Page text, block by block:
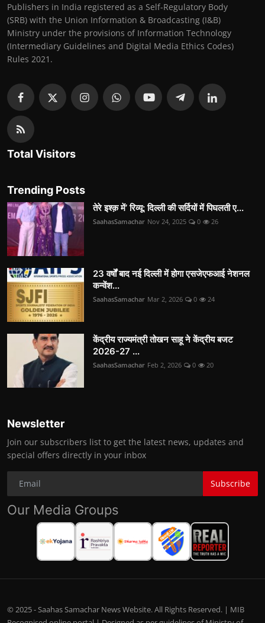
Publishers in India registered as a Self-Regulatory Body
(SRB) with the Union Information & Broadcasting (I&B)
Ministry under the provisions of Information Technology
(Intermediary Guidelines and Digital Media Ethics Codes)
Rules 2021.
Total Visitors
Trending Posts
तेरे इश्क़ में’ रिव्यू: दिल्ली की सर्दियों में पिघलती ए...
SaahasSamachar Nov 24, 2025 0 26
23 वर्षों बाद नई दिल्ली में होगा एसजेएफआई नेशनल
कन्वेंश...
SaahasSamachar Mar 2, 2026 0 24
केंद्रीय राज्यमंत्री तोखन साहू ने केंद्रीय बजट
2026-27 ...
SaahasSamachar Feb 2, 2026 0 20
Newsletter
Join our subscribers list to get the latest news, updates and
special offers directly in your inbox
Subscribe
Our Media Groups
© 2025 - Saahas Samachar News Website. All Rights Reserved. | MIB